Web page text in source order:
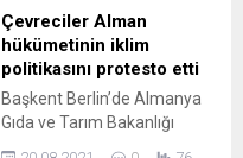
Yorumcular, Doğu
Avrupa’daki bakış açılarına
ışık tutuyor. MAALEHT
(Estonya) CAN...
Çevreciler Alman
hükümetinin iklim
politikasını protesto etti
Başkent Berlin’de Almanya
Gıda ve Tarım Bakanlığı